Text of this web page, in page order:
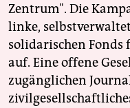
Zentrum". Die
linke,
solidarischen Fonds
auf. Eine offene
zugänglichen